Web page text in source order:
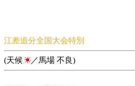
江差追分全国大会特別
(天候 ／馬場 不良)